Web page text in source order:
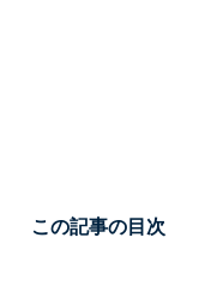
この記事の目次